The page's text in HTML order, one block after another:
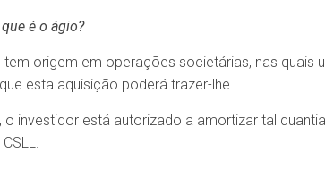
é o ágio?
tem origem em operações societárias, nas quais
esta aquisição poderá trazer-lhe.
o investidor está autorizado a amortizar tal